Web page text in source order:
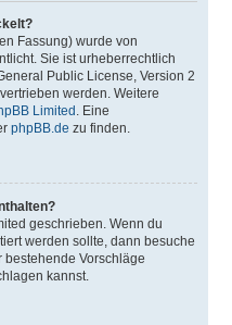
Fassung) wurde von
Sie ist urheberrechtlich
Public License, Version 2
werden. Weitere
Limited . Eine
phpBB.de zu finden.
geschrieben. Wenn du
werden sollte, dann besuche
bestehende Vorschläge
kannst.